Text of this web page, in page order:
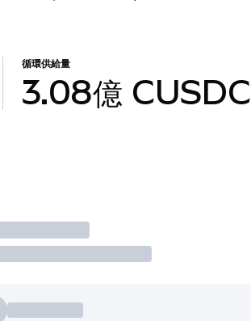
循環供給量
3.08億 CUSDC